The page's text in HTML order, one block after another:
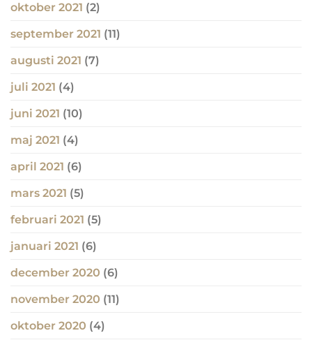
oktober 2021 (2)
september 2021 (11)
augusti 2021 (7)
juli 2021 (4)
juni 2021 (10)
maj 2021 (4)
april 2021 (6)
mars 2021 (5)
februari 2021 (5)
januari 2021 (6)
december 2020 (6)
november 2020 (11)
oktober 2020 (4)